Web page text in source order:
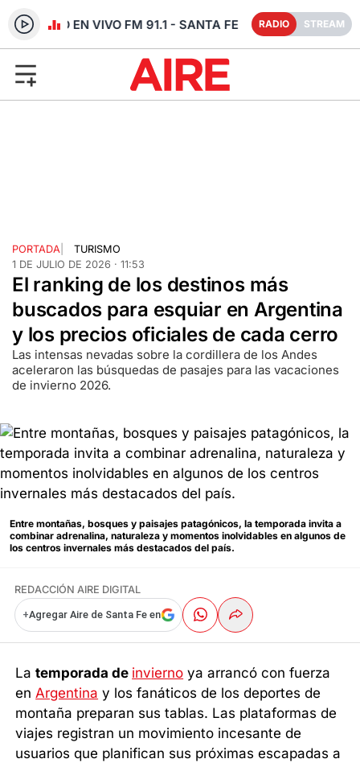
RADIO EN VIVO FM 91.1 - SANTA FE RADIO STREAM
PORTADA
TURISMO
1 DE JULIO DE 2026 · 11:53
El ranking de los destinos más
buscados para esquiar en Argentina
y los precios oficiales de cada cerro
Las intensas nevadas sobre la cordillera de los Andes
aceleraron las búsquedas de pasajes para las vacaciones
de invierno 2026.
Entre montañas, bosques y paisajes patagónicos, la temporada invita a
combinar adrenalina, naturaleza y momentos inolvidables en algunos de
los centros invernales más destacados del país.
REDACCIÓN AIRE DIGITAL
+Agregar Aire de Santa Fe en
Latemporada de invierno ya arrancó con fuerza
enArgentina y los fanáticos de los deportes de
montaña preparan sus tablas. Las plataformas de
viajes registran un movimiento incesante de
usuarios que planifican sus próximas escapadas a